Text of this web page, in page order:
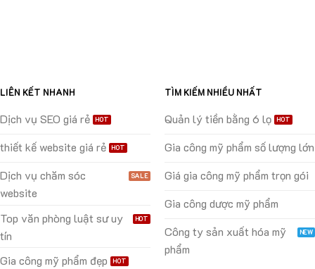
LIÊN KẾT NHANH
Dịch vụ SEO giá rẻ
thiết kế website giá rẻ
Dịch vụ chăm sóc
website
Top văn phòng luật sư uy
tín
Gia công mỹ phẩm đẹp
TÌM KIẾM NHIỀU NHẤT
Quản lý tiền bằng 6 lọ
Gia công mỹ phẩm số lượng lớn
Giá gia công mỹ phẩm trọn gói
Gia công dược mỹ phẩm
Công ty sản xuất hóa mỹ
phẩm